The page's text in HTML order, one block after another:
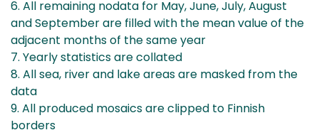
6. All remaining nodata for May, June, July, August
and September are filled with the mean value of the
adjacent months of the same year
7. Yearly statistics are collated
8. All sea, river and lake areas are masked from the
data
9. All produced mosaics are clipped to Finnish
borders